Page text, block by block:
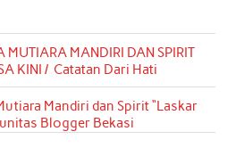
MUTIARA MANDIRI DAN SPIRIT
KINI / Catatan Dari Hati
Mandiri dan Spirit “Laskar
Blogger Bekasi